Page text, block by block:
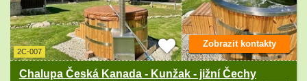
2C-007
Chalupa Česká Kanada - Kunžak - jižní Čechy
Zobrazit kontakty